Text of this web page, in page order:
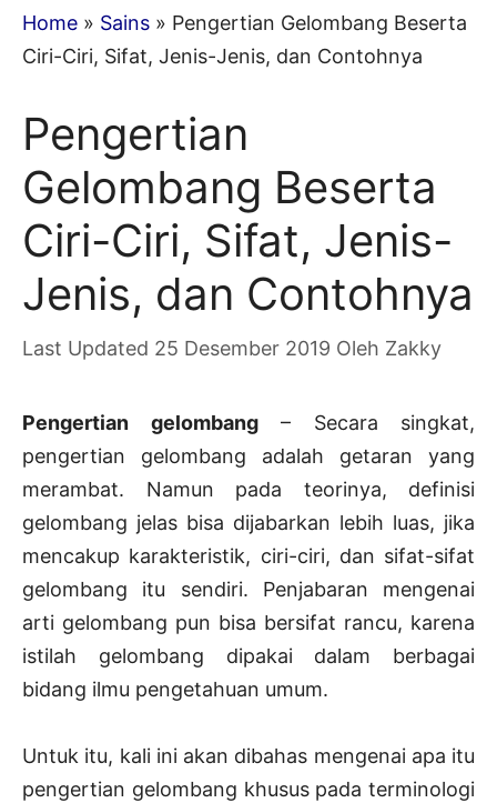
Home » Sains » Pengertian Gelombang Beserta
Ciri-Ciri, Sifat, Jenis-Jenis, dan Contohnya
Pengertian
Gelombang Beserta
Ciri-Ciri, Sifat, Jenis-
Jenis, dan Contohnya
25 Desember 2019 Oleh Zakky
Pengertian gelombang– Secara singkat,
pengertian gelombang adalah getaran yang
merambat. Namun pada teorinya, definisi
gelombang jelas bisa dijabarkan lebih luas, jika
mencakup karakteristik, ciri-ciri, dan sifat-sifat
gelombang itu sendiri. Penjabaran mengenai
arti gelombang pun bisa bersifat rancu, karena
istilah gelombang dipakai dalam berbagai
bidang ilmu pengetahuan umum.
Untuk itu, kali ini akan dibahas mengenai apa itu
pengertian gelombang khusus pada terminologi